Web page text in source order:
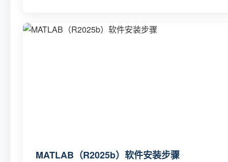
MATLAB（R2025b）软件安装步骤